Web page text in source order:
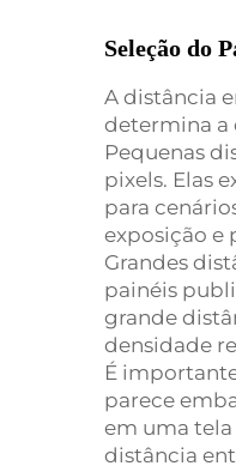
Seleção do
A distância
determina a
Pequenas
pixels. Elas
para
exposição e
Grandes
painéis
grande
densidade
É
parece
em uma tela
distância